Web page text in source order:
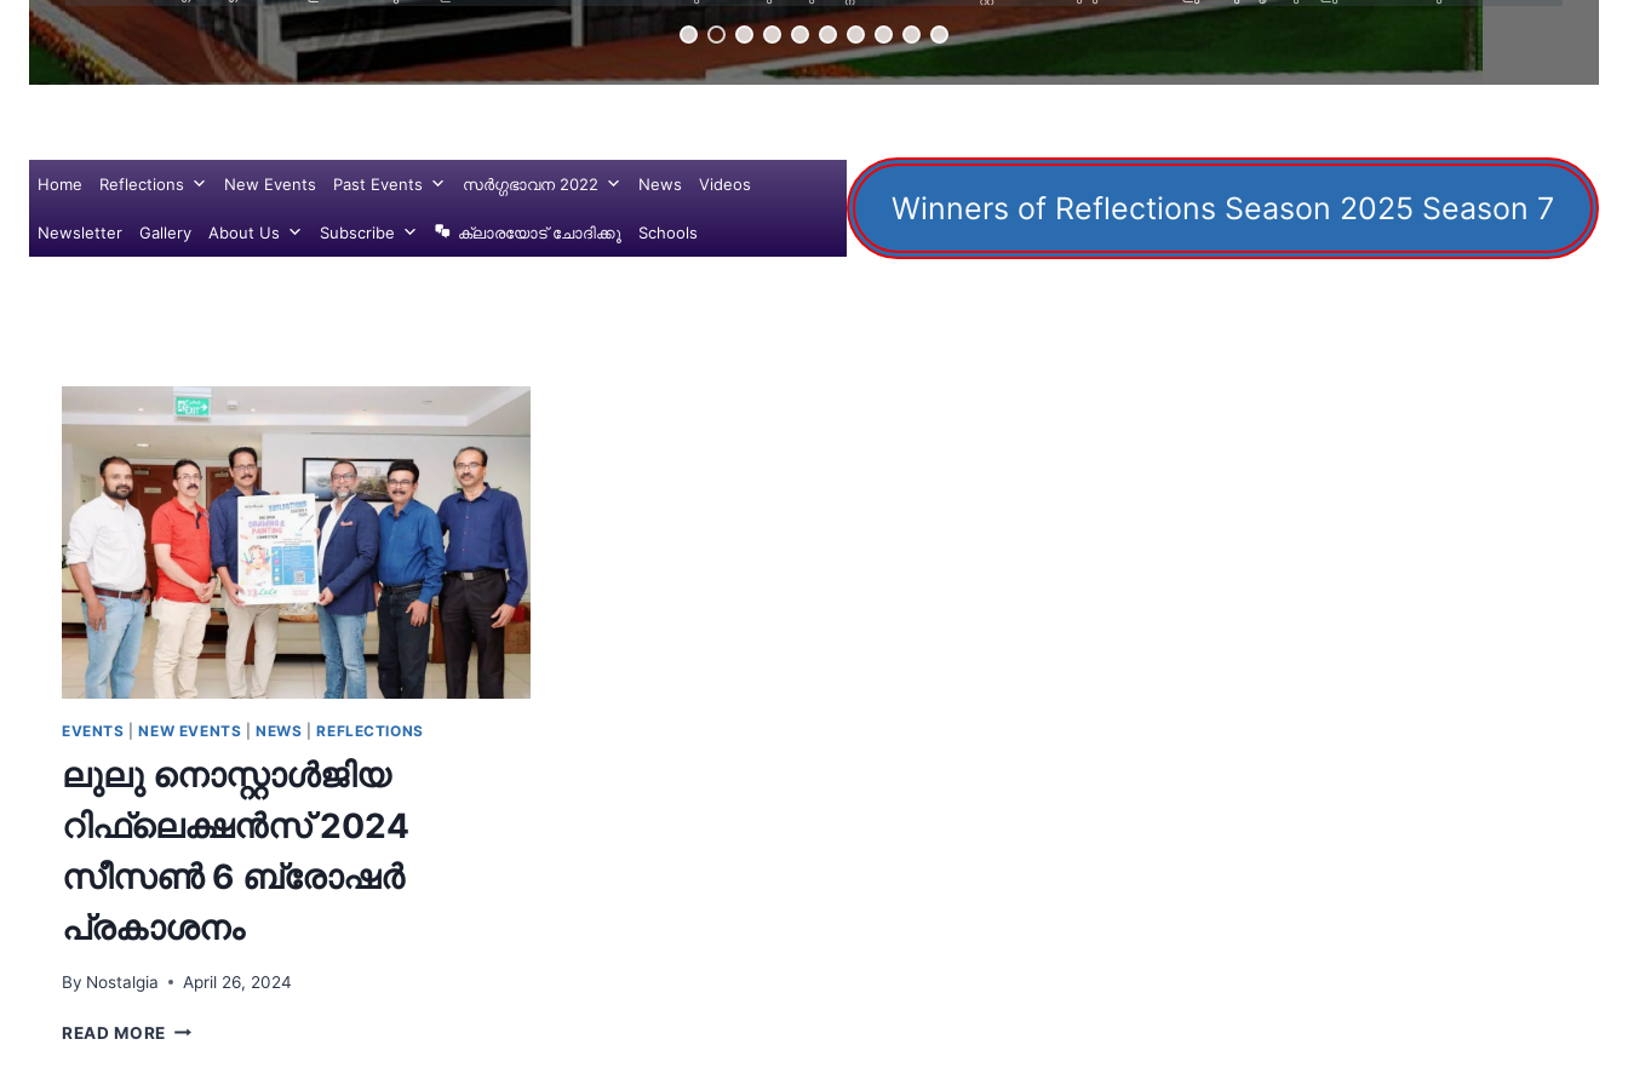
Home Reflections New Events Past Events സർഗ്ഗഭാവന 2022 News Videos
Newsletter Gallery About Us Subscribe ക്ലാരയോട് ചോദിക്കൂ Schools
Winners of Reflections Season 2025 Season 7
EVENTS |NEW EVENTS |NEWS |REFLECTIONS
ലുലു നൊസ്റ്റാള്‍ജിയ
റിഫ്ലെക്ഷന്‍സ് 2024
സീസണ്‍ 6 ബ്രോഷര്‍
പ്രകാശനം
By Nostalgia April 26, 2024
READ MORE ലുലു